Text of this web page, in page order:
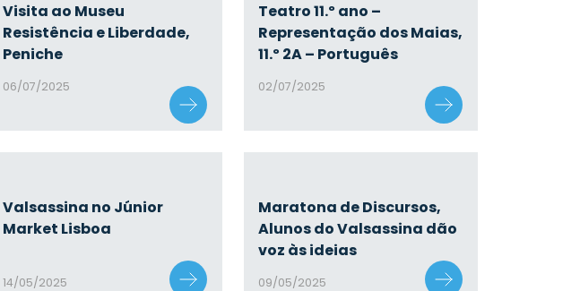
Visita ao Museu
Resistência e Liberdade,
Peniche
06/07/2025
Teatro 11.º ano –
Representação dos Maias,
11.º 2A – Português
02/07/2025
Valsassina no Júnior
Market Lisboa
14/05/2025
Maratona de Discursos,
Alunos do Valsassina dão
voz às ideias
09/05/2025